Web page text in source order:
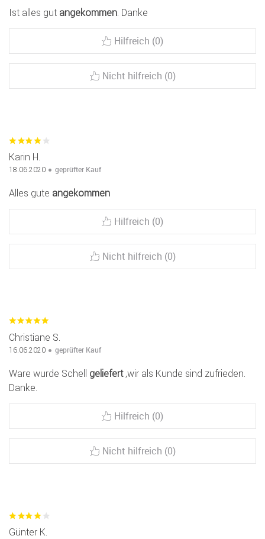
Ist alles gut angekommen. Danke
Hilfreich (0)
Nicht hilfreich (0)
Karin H.
18.06.2020 geprüfter Kauf
Alles gute angekommen
Hilfreich (0)
Nicht hilfreich (0)
Christiane S.
16.06.2020 geprüfter Kauf
Ware wurde Schell geliefert,wir als Kunde sind zufrieden.
Danke.
Hilfreich (0)
Nicht hilfreich (0)
Günter K.